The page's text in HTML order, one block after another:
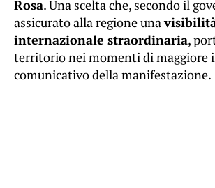
Rosa. Una scelta che, secondo il
assicurato alla regione una
internazionale straordinaria,
territorio nei momenti di maggiore
comunicativo della manifestazione.